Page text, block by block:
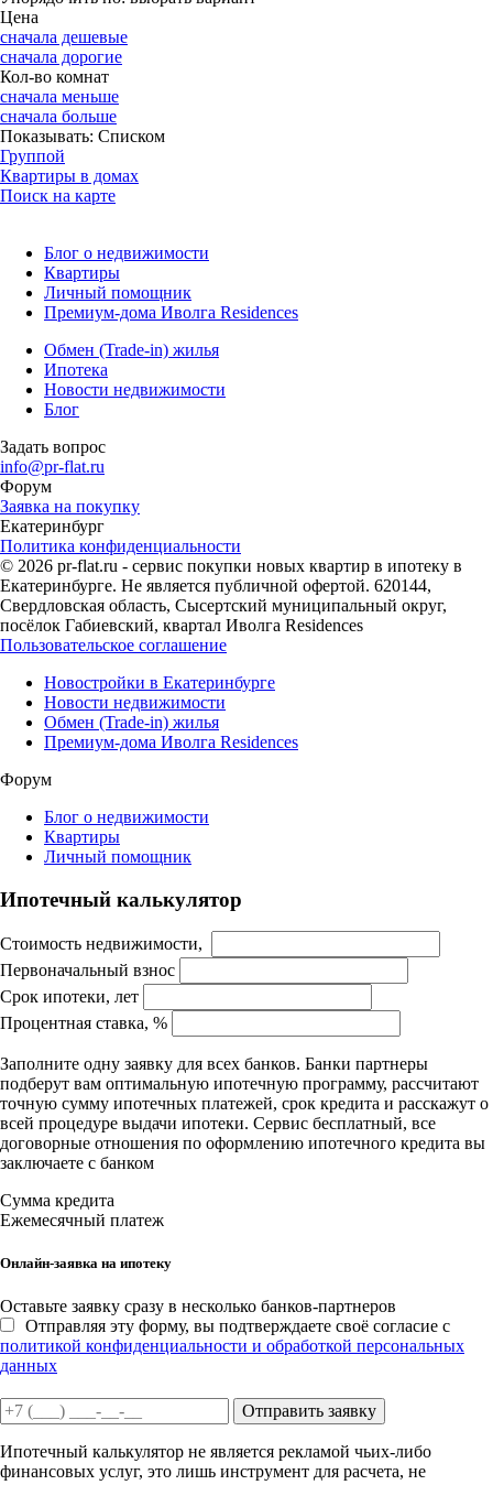
Цена
сначала дешевые
сначала дорогие
Кол-во комнат
сначала меньше
сначала больше
Показывать: Списком
Группой
Квартиры в домах
Поиск на карте
Блог о недвижимости
Квартиры
Личный помощник
Премиум-дома Иволга Residences
Обмен (Trade-in) жилья
Ипотека
Новости недвижимости
Блог
Задать вопрос
info@pr-flat.ru
Форум
Заявка на покупку
Екатеринбург
Политика конфиденциальности
© 2026 pr-flat.ru - сервис покупки новых квартир в ипотеку в
Екатеринбурге. Не является публичной офертой. 620144,
Свердловская область, Сысертский муниципальный округ,
посёлок Габиевский, квартал Иволга Residences
Пользовательское соглашение
Новостройки в Екатеринбурге
Новости недвижимости
Обмен (Trade-in) жилья
Премиум-дома Иволга Residences
Форум
Блог о недвижимости
Квартиры
Личный помощник
Ипотечный калькулятор
Стоимость недвижимости,
Первоначальный взнос
Срок ипотеки, лет
Процентная ставка, %
Заполните одну заявку для всех банков. Банки партнеры
подберут вам оптимальную ипотечную программу, рассчитают
точную сумму ипотечных платежей, срок кредита и расскажут о
всей процедуре выдачи ипотеки. Сервис бесплатный, все
договорные отношения по оформлению ипотечного кредита вы
заключаете с банком
Сумма кредита
Ежемесячный платеж
Онлайн-заявка на ипотеку
Оставьте заявку сразу в несколько банков-партнеров
Отправляя эту форму, вы подтверждаете своё согласие с
политикой конфиденциальности и обработкой персональных
данных
Отправить заявку
Ипотечный калькулятор не является рекламой чьих-либо
финансовых услуг, это лишь инструмент для расчета, не